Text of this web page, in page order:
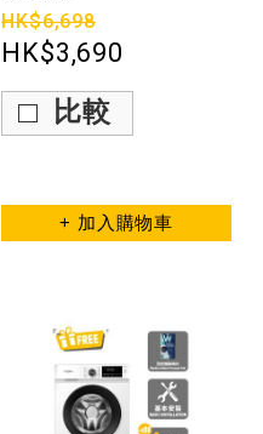
HK$6,698
HK$3,690
比較
+ 加入購物車